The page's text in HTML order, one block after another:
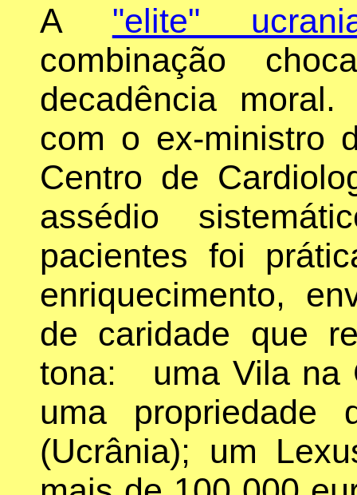
A "elite"
combinação
decadência
com o ex-ministro
Centro de
assédio
pacientes foi
enriquecimento,
de caridade que
tona: uma Vila na
uma
(Ucrânia); um